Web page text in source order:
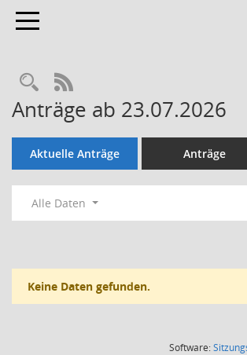
Toggle navigation
Rechercheauswahl
RSS-Feed
Anträge ab 23.07.2026
Aktuelle Anträge Anträge
Alle Daten
Keine Daten gefunden.
Software: